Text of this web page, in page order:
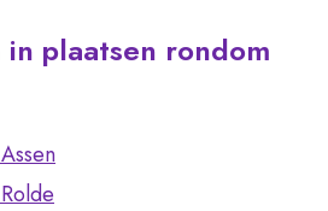
plaatsen rondom